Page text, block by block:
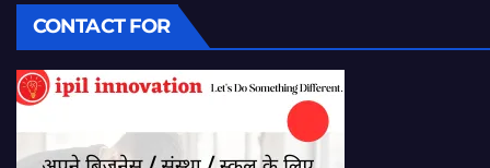
CONTACT FOR